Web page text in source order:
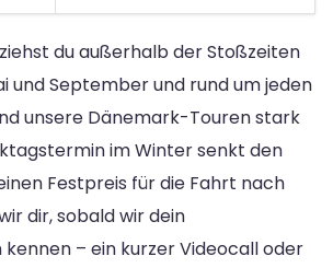
du außerhalb der Stoßzeiten
und September und rund um jeden
unsere Dänemark-Touren stark
im Winter senkt den
Festpreis für die Fahrt nach
dir, sobald wir dein
kennen – ein kurzer Videocall oder